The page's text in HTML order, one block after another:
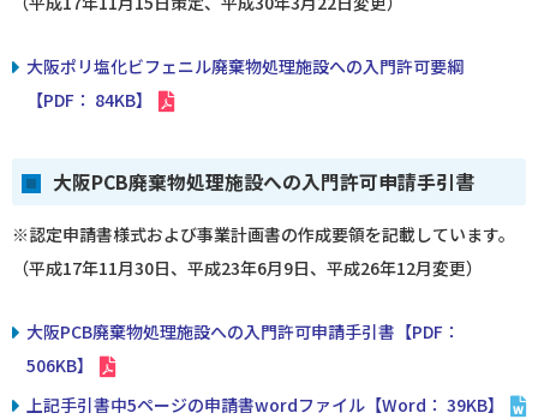
大阪ポリ塩化ビフェニル廃棄物処理施設への入門許可要綱
【PDF： 84KB】
大阪PCB廃棄物処理施設への入門許可申請手引書
※認定申請書様式および事業計画書の作成要領を記載しています。
（平成17年11月30日、平成23年6月9日、平成26年12月変更）
大阪PCB廃棄物処理施設への入門許可申請手引書【PDF：
506KB】
上記手引書中5ページの申請書wordファイル【Word： 39KB】